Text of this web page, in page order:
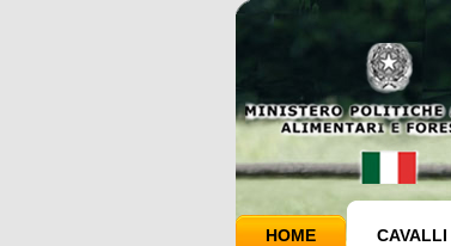
HOME CAVALLI